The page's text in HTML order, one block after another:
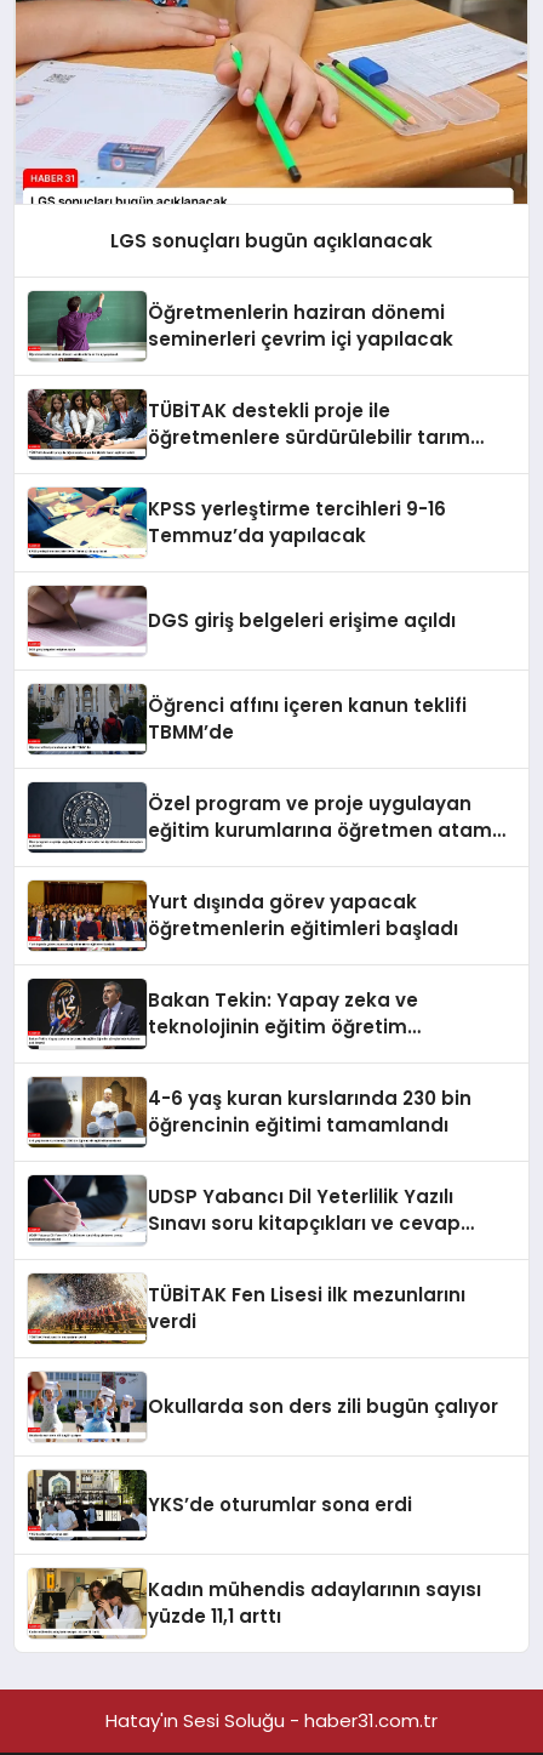
LGS sonuçları bugün açıklanacak
Öğretmenlerin haziran dönemi
seminerleri çevrim içi yapılacak
TÜBİTAK destekli proje ile
öğretmenlere sürdürülebilir tarım
KPSS yerleştirme tercihleri 9-16
Temmuz’da yapılacak
DGS giriş belgeleri erişime açıldı
Öğrenci affını içeren kanun teklifi
TBMM’de
Özel program ve proje uygulayan
eğitim kurumlarına öğretmen atama
Yurt dışında görev yapacak
öğretmenlerin eğitimleri başladı
Bakan Tekin: Yapay zeka ve
teknolojinin eğitim öğretim
4-6 yaş kuran kurslarında 230 bin
öğrencinin eğitimi tamamlandı
UDSP Yabancı Dil Yeterlilik Yazılı
Sınavı soru kitapçıkları ve cevap
TÜBİTAK Fen Lisesi ilk mezunlarını
verdi
Okullarda son ders zili bugün çalıyor
YKS’de oturumlar sona erdi
Kadın mühendis adaylarının sayısı
yüzde 11,1 arttı
Hatay'ın Sesi Soluğu - haber31.com.tr